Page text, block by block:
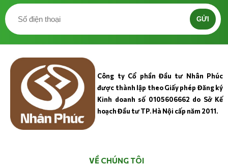
GỬI
Công ty Cổ phần Đầu tư Nhân Phúc
được thành lập theo Giấy phép Đăng ký
Kinh doanh số 0105606662 do Sở Kế
hoạch Đầu tư TP. Hà Nội cấp năm 2011.
VỀ CHÚNG TÔI